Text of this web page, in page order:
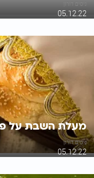
ניסים דורון
05.12.22
מעלת השבת על
ניסים דורון
05.12.22